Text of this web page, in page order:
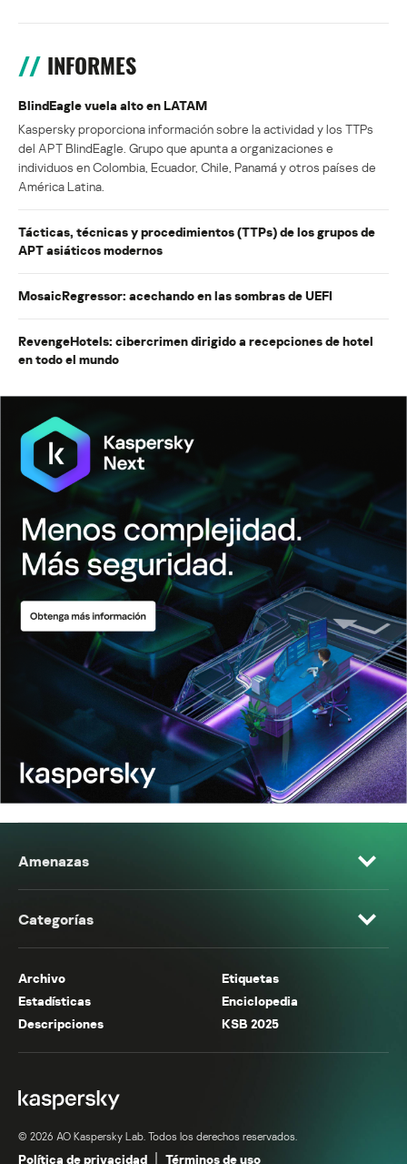
INFORMES
BlindEagle vuela alto en LATAM
Kaspersky proporciona información sobre la actividad y los TTPs
del APT BlindEagle. Grupo que apunta a organizaciones e
individuos en Colombia, Ecuador, Chile, Panamá y otros países de
América Latina.
Tácticas, técnicas y procedimientos (TTPs) de los grupos de
APT asiáticos modernos
MosaicRegressor: acechando en las sombras de UEFI
RevengeHotels: cibercrimen dirigido a recepciones de hotel
en todo el mundo
Amenazas
Categorías
Archivo
Etiquetas
Estadísticas
Enciclopedia
Descripciones
KSB 2025
© 2026 AO Kaspersky Lab. Todos los derechos reservados.
Política de privacidad Términos de uso